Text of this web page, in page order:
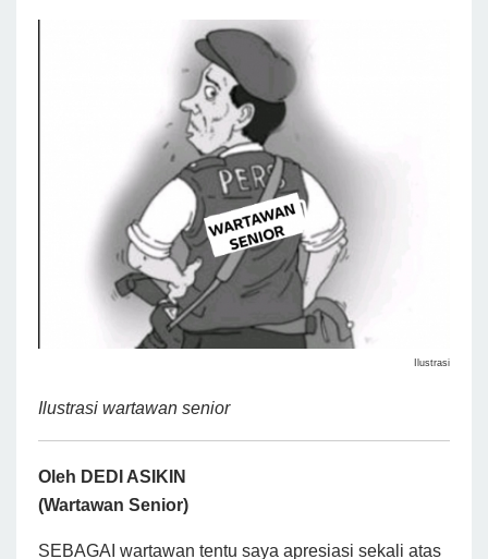
Ilustrasi
Ilustrasi wartawan senior
Oleh DEDI ASIKIN
(Wartawan Senior)
SEBAGAI wartawan tentu saya apresiasi sekali atas